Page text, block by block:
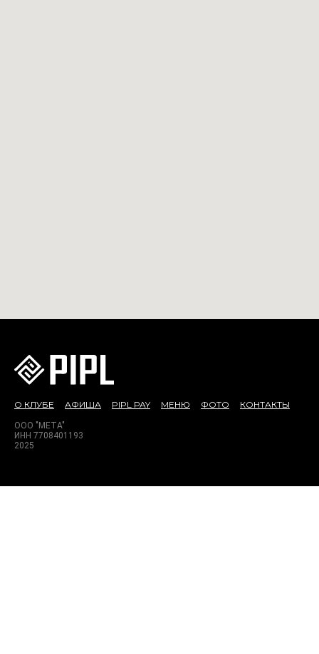
О КЛУБЕ АФИША PIPL PAY МЕНЮ ФОТО КОНТАКТЫ
ООО "МЕТА"
ИНН 7708401193
2025